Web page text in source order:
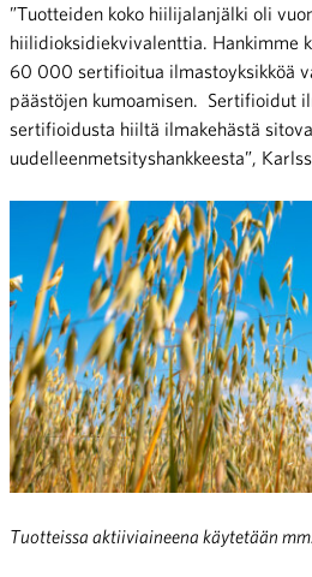
”Tuotteiden koko hiilijalanjälki oli
hiilidioksidiekvivalenttia. Hankimme
60 000 sertifioitua ilmastoyksikköä
päästöjen kumoamisen. Sertifioidut
sertifioidusta hiiltä ilmakehästä
uudelleenmetsityshankkeesta”,
Tuotteissa aktiiviaineena käytetään